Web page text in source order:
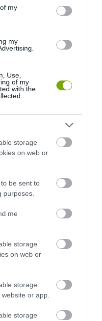
my
my
Use,
of my
with the
storage
on web or
be sent to
purposes.
me
storage
on web or
storage
or app.
storage
VARÁZSÁBAN?
… 101